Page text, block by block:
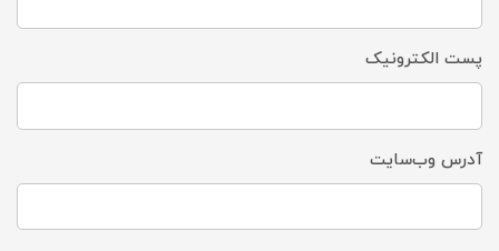
پست الکترونیک
آدرس وب‌سایت